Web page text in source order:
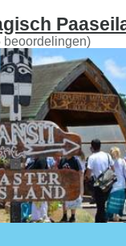
beoordelingen)